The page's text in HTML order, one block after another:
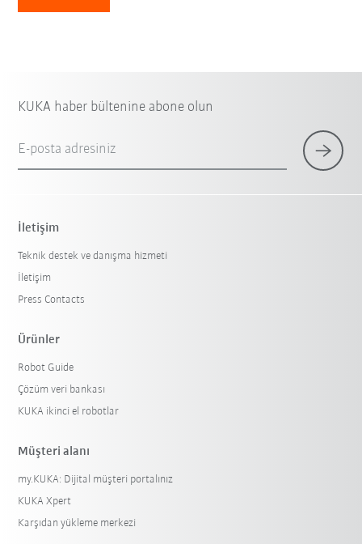
KUKA haber bültenine abone olun
E-posta adresiniz
İletişim
Teknik destek ve danışma hizmeti
İletişim
Press Contacts
Ürünler
Robot Guide
Çözüm veri bankası
KUKA ikinci el robotlar
Müşteri alanı
my.KUKA: Dijital müşteri portalınız
KUKA Xpert
Karşıdan yükleme merkezi